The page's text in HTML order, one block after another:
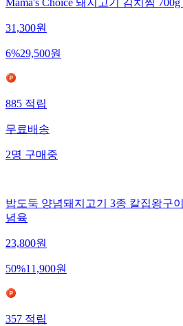
Mama's Choice 돼지고기 김치찜 700g
31,300원
6%29,500원
885적립
무료배송
2명구매중
밥도둑 양념돼지고기 3종 칼집왕구
념육
23,800원
50%11,900원
357적립